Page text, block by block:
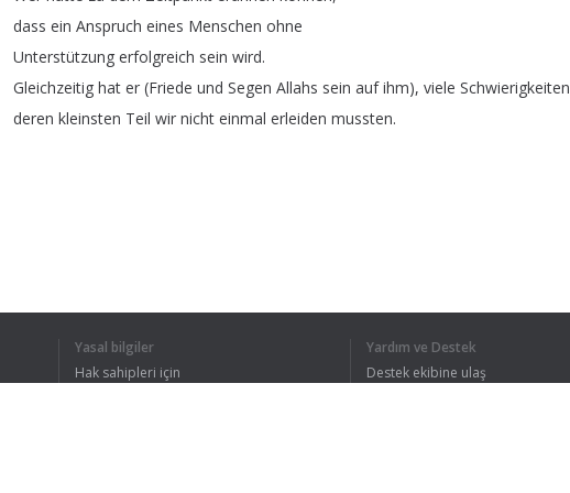
dass ein Anspruch eines Menschen ohne
Unterstützung erfolgreich sein wird.
Gleichzeitig hat er (Friede und Segen Allahs sein auf ihm), viele Schwierigkeiten
deren kleinsten Teil wir nicht einmal erleiden mussten.
Yasal bilgiler
Hak sahipleri için
Yardım ve Destek
Destek ekibine ulaş